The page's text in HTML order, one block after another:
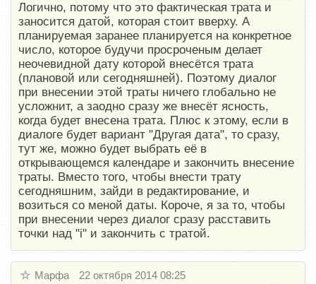
Логично, потому что это фактическая трата и
заносится датой, которая стоит вверху. А
планируемая заранее планируется на конкретное
число, которое будучи просроченым делает
неочевидной дату которой внесётся трата
(плановой или сегодняшней). Поэтому диалог
при внесении этой траты ничего глобально не
усложнит, а заодно сразу же внесёт ясность,
когда будет внесена трата. Плюс к этому, если в
диалоге будет вариант "Другая дата", то сразу,
тут же, можно будет выбрать её в
открывающемся календаре и закончить внесение
траты. Вместо того, чтобы внести трату
сегодняшним, зайди в редактирование, и
возиться со меной даты. Короче, я за то, чтобы
при внесении через диалог сразу расставить
точки над "i" и закончить с тратой.
Марфа 22 октября 2014 08:25